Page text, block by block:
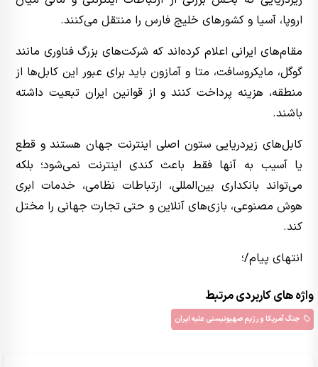
اروپا، آسیا و کشورهای خلیج فارس را منتقل می‌کنند.
مقام‌های ایرانی اعلام کرده‌اند که شرکت‌های بزرگ فناوری مانند
گوگل، مایکروسافت، متا و آمازون باید برای عبور این کابل‌ها از
منطقه، هزینه پرداخت کنند و از قوانین ایران تبعیت داشته
باشند.
کابل‌های زیردریایی ستون اصلی اینترنت جهان هستند و قطع
یا آسیب به آنها فقط باعث کندی اینترنت نمی‌شود؛ بلکه
می‌تواند بانکداری بین‌المللی، ارتباطات نظامی، خدمات ابری
هوش مصنوعی، بازی‌های آنلاین و حتی تجارت جهانی را مختل
کند.
انتهای پیام/؛
واژه های کاربردی مرتبط
جنگ آمریکا و رژیم صهیونیستی علیه ایران